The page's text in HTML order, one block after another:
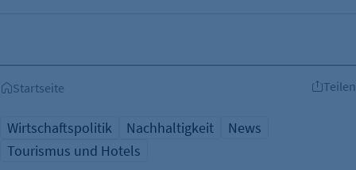
Startseite Teilen
Wirtschaftspolitik Nachhaltigkeit
News
Tourismus und Hotels